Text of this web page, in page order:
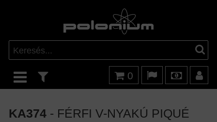
0
KA374- FÉRFI V-NYAKÚ PIQUÉ